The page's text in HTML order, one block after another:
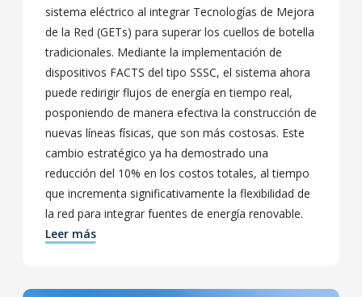
sistema eléctrico al integrar Tecnologías de Mejora
de la Red (GETs) para superar los cuellos de botella
tradicionales. Mediante la implementación de
dispositivos FACTS del tipo SSSC, el sistema ahora
puede redirigir flujos de energía en tiempo real,
posponiendo de manera efectiva la construcción de
nuevas líneas físicas, que son más costosas. Este
cambio estratégico ya ha demostrado una
reducción del 10% en los costos totales, al tiempo
que incrementa significativamente la flexibilidad de
la red para integrar fuentes de energía renovable.
Leer más